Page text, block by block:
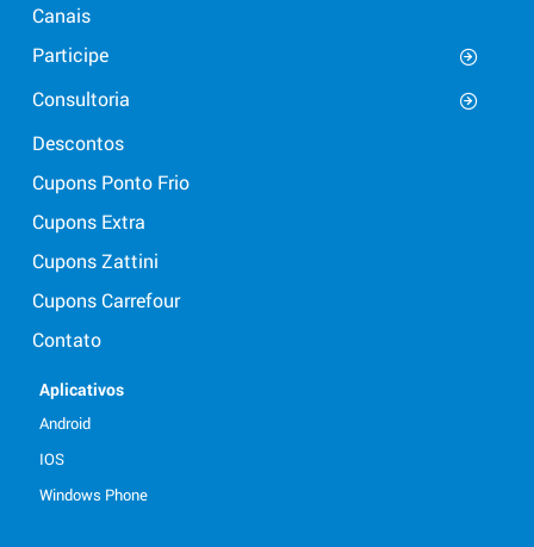
Canais
Participe
Consultoria
Descontos
Cupons Ponto Frio
Cupons Extra
Cupons Zattini
Cupons Carrefour
Contato
Aplicativos
Android
IOS
Windows Phone